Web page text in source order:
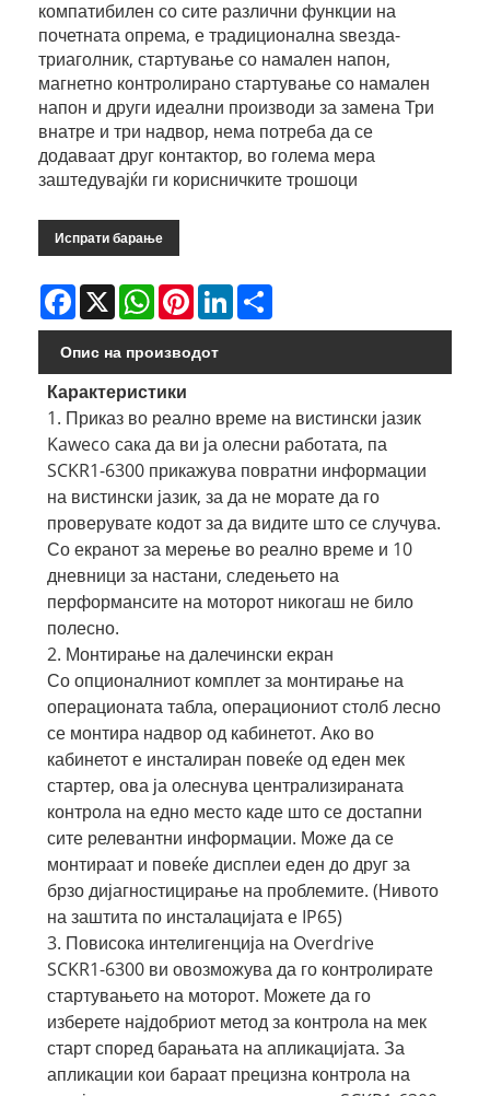
компатибилен со сите различни функции на
почетната опрема, е традиционална ѕвезда-
триаголник, стартување со намален напон,
магнетно контролирано стартување со намален
напон и други идеални производи за замена Три
внатре и три надвор, нема потреба да се
додаваат друг контактор, во голема мера
заштедувајќи ги корисничките трошоци
Испрати барање
Facebook
X WhatsAppPinterestLinkedIn
Опис на производот
Карактеристики
1. Приказ во реално време на вистински јазик
Kaweco сака да ви ја олесни работата, па
SCKR1-6300 прикажува повратни информации
на вистински јазик, за да не морате да го
проверувате кодот за да видите што се случува.
Со екранот за мерење во реално време и 10
дневници за настани, следењето на
перформансите на моторот никогаш не било
полесно.
2. Монтирање на далечински екран
Со опционалниот комплет за монтирање на
операционата табла, операциониот столб лесно
се монтира надвор од кабинетот. Ако во
кабинетот е инсталиран повеќе од еден мек
стартер, ова ја олеснува централизираната
контрола на едно место каде што се достапни
сите релевантни информации. Може да се
монтираат и повеќе дисплеи еден до друг за
брзо дијагностицирање на проблемите. (Нивото
на заштита по инсталацијата е IP65)
3. Повисока интелигенција на Overdrive
SCKR1-6300 ви овозможува да го контролирате
стартувањето на моторот. Можете да го
изберете најдобриот метод за контрола на мек
старт според барањата на апликацијата. За
апликации кои бараат прецизна контрола на